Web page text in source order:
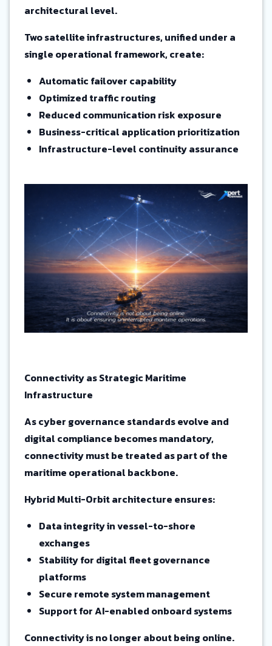
architectural level.
Two satellite infrastructures, unified under a
single operational framework, create:
Automatic failover capability
Optimized traffic routing
Reduced communication risk exposure
Business-critical application prioritization
Infrastructure-level continuity assurance
Connectivity as Strategic Maritime
Infrastructure
As cyber governance standards evolve and
digital compliance becomes mandatory,
connectivity must be treated as part of the
maritime operational backbone.
Hybrid Multi-Orbit architecture ensures:
Data integrity in vessel-to-shore
exchanges
Stability for digital fleet governance
platforms
Secure remote system management
Support for AI-enabled onboard systems
Connectivity is no longer about being online.